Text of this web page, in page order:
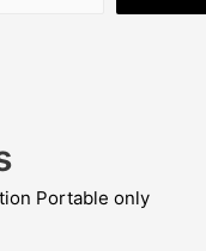
Portable only